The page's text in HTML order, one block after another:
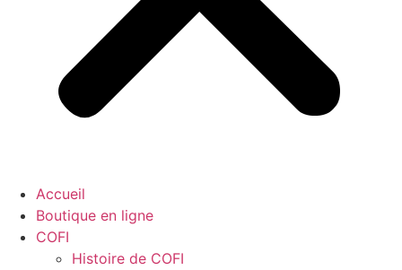
Accueil
Boutique en ligne
COFI
Histoire de COFI